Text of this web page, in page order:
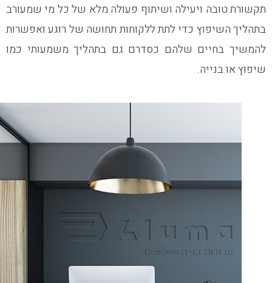
תקשורת טובה ויעילה ושיתוף פעולה מלא של כל מי שמעורב
בתהליך השיפוץ כדי לתת ללקוחות תחושה של רוגע ואפשרות
להמשיך בחיים שלהם כסדרם גם בתהליך משמעותי כמו
שיפוץ או בנייה.